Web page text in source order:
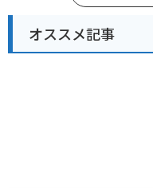
オススメ記事